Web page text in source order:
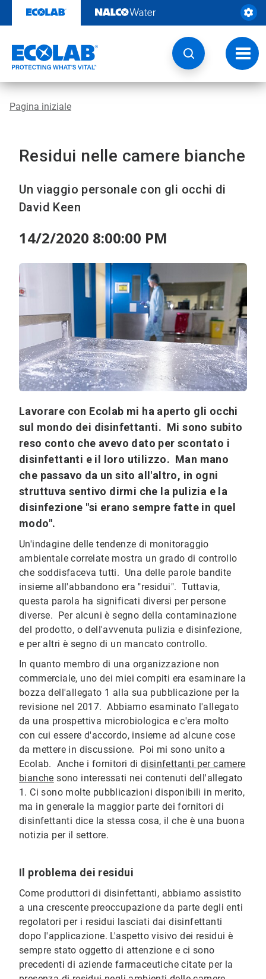
contenuto
Pagina iniziale
Residui nelle camere bianche
Un viaggio personale con gli occhi di
David Keen
14/2/2020 8:00:00 PM
Lavorare con Ecolab mi ha aperto gli occhi
sul mondo dei disinfettanti. Mi sono subito
reso conto che avevo dato per scontato i
disinfettanti e il loro utilizzo. Man mano
che passavo da un sito all'altro, in ogni
struttuva sentivo dirmi che la pulizia e la
disinfezione "si erano sempre fatte in quel
modo".
Un'indagine delle tendenze di monitoraggio
ambientale correlate mostra un grado di controllo
che soddisfaceva tutti. Una delle parole bandite
insieme all'abbandono era "residui". Tuttavia,
questa parola ha significati diversi per persone
diverse. Per alcuni è segno della contaminazione
del prodotto, o dell'avvenuta pulizia e disinfezione,
e per altri è segno di un mancato controllo.
In quanto membro di una organizzazione non
commerciale, uno dei miei compiti era esaminare la
bozza dell'allegato 1 alla sua pubblicazione per la
revisione nel 2017. Abbiamo esaminato l'allegato
da una prospettiva microbiologica e c'era molto
con cui essere d'accordo, insieme ad alcune cose
da mettere in discussione. Poi mi sono unito a
Ecolab. Anche i fornitori di disinfettanti per camere
bianche sono interessati nei contenuti dell'allegato
1. Ci sono molte pubblicazioni disponibili in merito,
ma in generale la maggior parte dei fornitori di
disinfettanti dice la stessa cosa, il che è una buona
notizia per il settore.
Il problema dei residui
Come produttori di disinfettanti, abbiamo assistito
a una crescente preoccupazione da parte degli enti
regolatori per i residui lasciati dai disinfettanti
dopo l'applicazione. L'aspetto visivo dei residui è
sempre stato oggetto di attenzione e ci sono
precedenti di aziende farmaceutiche citate per la